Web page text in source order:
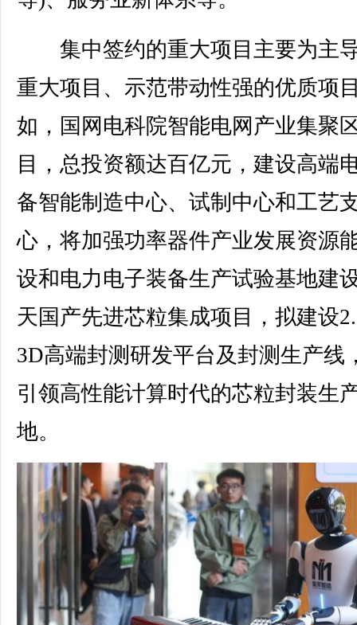
集中签约的重大项目主要为主
重大项目、示范带动性强的优质项
如，国网电科院智能电网产业集聚
目，总投资额达百亿元，建设高端
备智能制造中心、试制中心和工艺
心，将加强功率器件产业发展资源
设和电力电子装备生产试验基地建
天国产先进芯粒集成项目，拟建设
3D高端封测研发平台及封测生产线
引领高性能计算时代的芯粒封装生
地。